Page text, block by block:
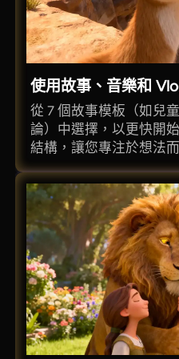
使用故事、音樂和
從 7 個故事模板（如兒
論）中選擇，以更快開
結構，讓您專注於想法